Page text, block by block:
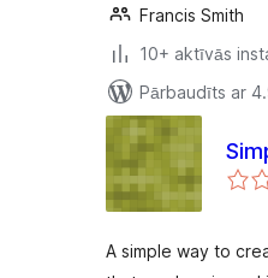
Francis Smith
10+ aktīvās
Pārbaudīts ar
A simple way to